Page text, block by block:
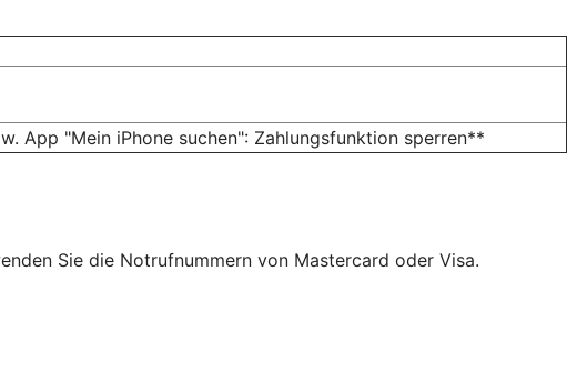
App "Mein iPhone suchen": Zahlungsfunktion sperren**
Sie die Notrufnummern von Mastercard oder Visa.